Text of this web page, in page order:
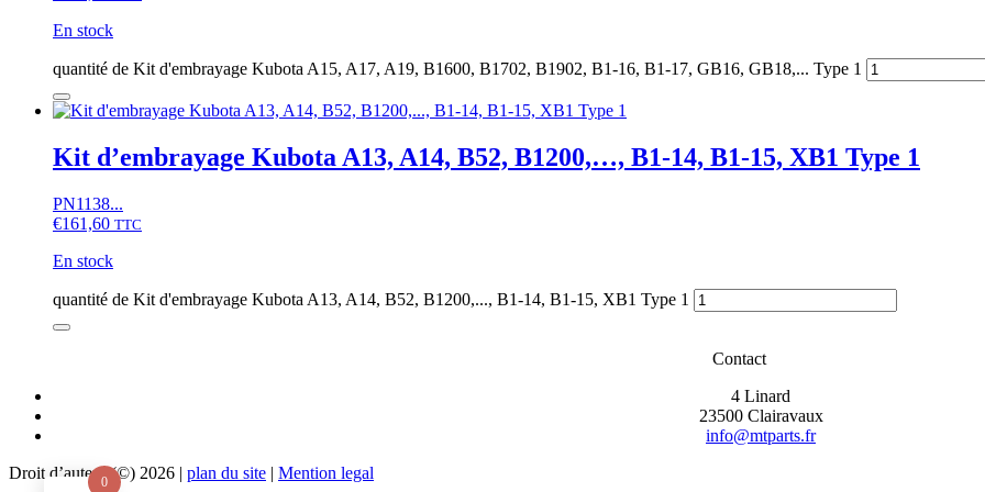
En stock
quantité de Kit d'embrayage Kubota A15, A17, A19, B1600, B1702, B1902, B1-16, B1-17, GB16, GB18,... Type 1
Kit d’embrayage Kubota A13, A14, B52, B1200,…, B1-14, B1-15, XB1 Type 1
PN1138...
€161,60 TTC
En stock
quantité de Kit d'embrayage Kubota A13, A14, B52, B1200,..., B1-14, B1-15, XB1 Type 1
Contact
4 Linard
23500 Clairavaux
info@mtparts.fr
Droit d’auteur (©) 2026 | plan du site | Mention legal
0